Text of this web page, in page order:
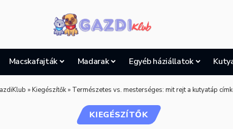
Macskafajták Madarak Egyéb háziállatok
»Kiegészítők» Természetes vs. mesterséges: mit rejt a kutyatáp
KIEGÉSZÍTŐK